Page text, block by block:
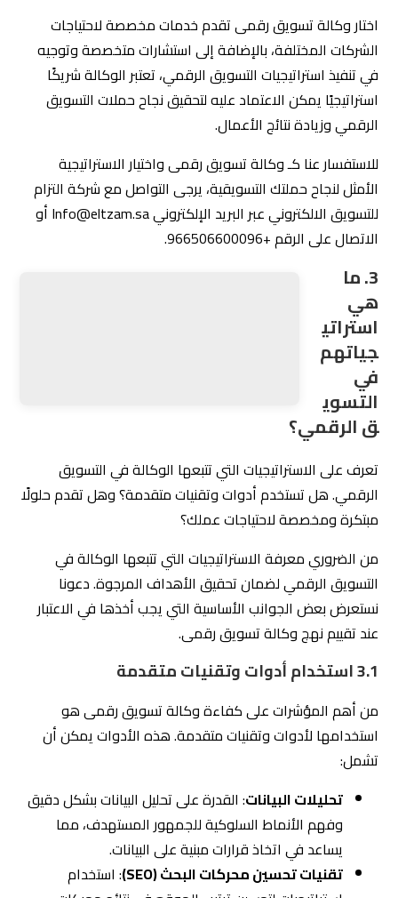
اختار وكالة تسويق رقمى تقدم خدمات مخصصة لاحتياجات
الشركات المختلفة، بالإضافة إلى استشارات متخصصة وتوجيه
في تنفيذ استراتيجيات التسويق الرقمي، تعتبر الوكالة شريكًا
استراتيجيًا يمكن الاعتماد عليه لتحقيق نجاح حملات التسويق
الرقمي وزيادة نتائج الأعمال.
للاستفسار عنا كـ وكالة تسويق رقمى واختيار الاستراتيجية
الأمثل لنجاح حملتك التسويقية، يرجى التواصل مع شركة التزام
للتسويق الالكتروني عبر البريد الإلكتروني Info@eltzam.sa أو
الاتصال على الرقم +966506600096.
3. ما
هي
استراتيجياتهم في التسويق الرقمي؟
تعرف على الاستراتيجيات التي تتبعها الوكالة في التسويق
الرقمي. هل تستخدم أدوات وتقنيات متقدمة؟ وهل تقدم حلولًا
مبتكرة ومخصصة لاحتياجات عملك؟
من الضروري معرفة الاستراتيجيات التي تتبعها الوكالة في
التسويق الرقمي لضمان تحقيق الأهداف المرجوة. دعونا
نستعرض بعض الجوانب الأساسية التي يجب أخذها في الاعتبار
عند تقييم نهج وكالة تسويق رقمى.
3.1 استخدام أدوات وتقنيات متقدمة
من أهم المؤشرات على كفاءة وكالة تسويق رقمى هو
استخدامها لأدوات وتقنيات متقدمة. هذه الأدوات يمكن أن
تشمل:
تحليلات البيانات
: القدرة على تحليل البيانات بشكل دقيق
وفهم الأنماط السلوكية للجمهور المستهدف، مما
يساعد في اتخاذ قرارات مبنية على البيانات.
تقنيات تحسين محركات البحث (SEO)
استراتيجيات لتحسين ترتيب الموقع في نتائج محركات
البحث، مما يزيد من الرؤية والزيارات الطبيعية.
إعلانات الدفع لكل نقرة (PPC)
: إدارة حملات إعلانية
فعّالة على منصات مثلGoogle AdsوBing Adsلتحقيق